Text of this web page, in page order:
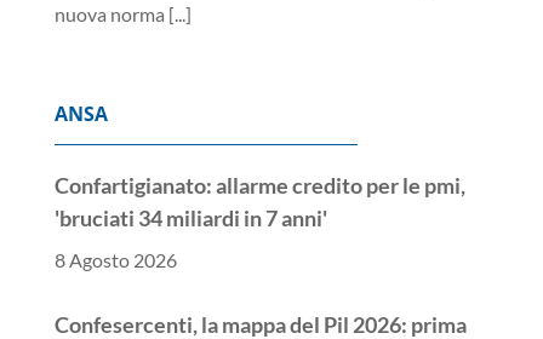
nuova norma [...]
ANSA
Confartigianato: allarme credito per le pmi,
'bruciati 34 miliardi in 7 anni'
8 Agosto 2026
Confesercenti, la mappa del Pil 2026: prima